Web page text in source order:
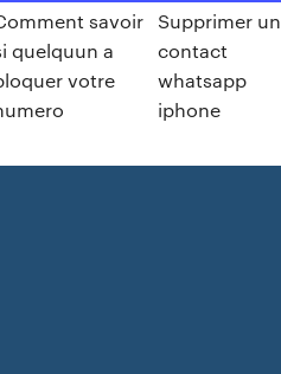
savoir
quelquun a
votre
Supprimer un
contact
whatsapp
iphone